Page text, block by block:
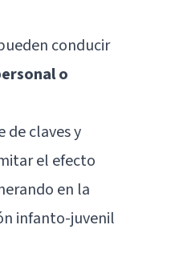
conducir
o
de claves y
el efecto
en la
infanto-juvenil